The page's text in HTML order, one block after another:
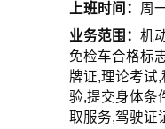
上班时间： 周
业务范围： 机
免检车合格标
牌证,理论考试
验,提交身体条
取服务,驾驶证